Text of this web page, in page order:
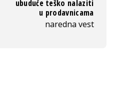
ubuduće teško nalaziti
u prodavnicama
naredna vest